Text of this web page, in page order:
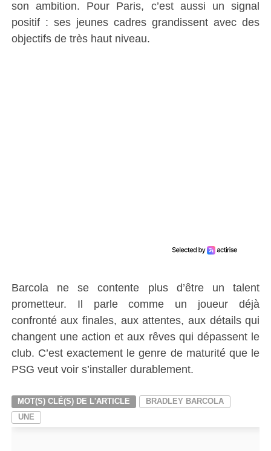
son ambition. Pour Paris, c’est aussi un signal
positif : ses jeunes cadres grandissent avec des
objectifs de très haut niveau.
Barcola ne se contente plus d’être un talent
prometteur. Il parle comme un joueur déjà
confronté aux finales, aux attentes, aux détails qui
changent une action et aux rêves qui dépassent le
club. C’est exactement le genre de maturité que le
PSG veut voir s’installer durablement.
MOT(S) CLÉ(S) DE L'ARTICLE
BRADLEY BARCOLA
UNE